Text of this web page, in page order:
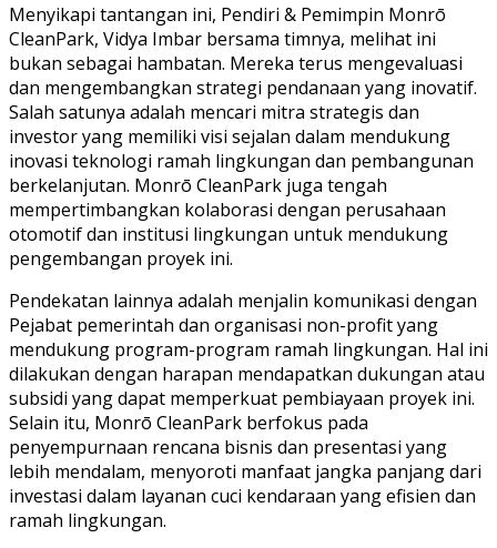
Menyikapi tantangan ini, Pendiri & Pemimpin Monrō
CleanPark, Vidya Imbar bersama timnya, melihat ini
bukan sebagai hambatan. Mereka terus mengevaluasi
dan mengembangkan strategi pendanaan yang inovatif.
Salah satunya adalah mencari mitra strategis dan
investor yang memiliki visi sejalan dalam mendukung
inovasi teknologi ramah lingkungan dan pembangunan
berkelanjutan. Monrō CleanPark juga tengah
mempertimbangkan kolaborasi dengan perusahaan
otomotif dan institusi lingkungan untuk mendukung
pengembangan proyek ini.
Pendekatan lainnya adalah menjalin komunikasi dengan
Pejabat pemerintah dan organisasi non-profit yang
mendukung program-program ramah lingkungan. Hal ini
dilakukan dengan harapan mendapatkan dukungan atau
subsidi yang dapat memperkuat pembiayaan proyek ini.
Selain itu, Monrō CleanPark berfokus pada
penyempurnaan rencana bisnis dan presentasi yang
lebih mendalam, menyoroti manfaat jangka panjang dari
investasi dalam layanan cuci kendaraan yang efisien dan
ramah lingkungan.